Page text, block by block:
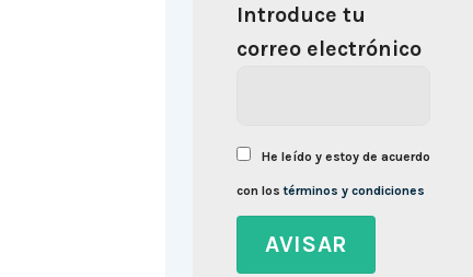
Introduce tu
correo electrónico
He leído y estoy de acuerdo
con lostérminos y condiciones